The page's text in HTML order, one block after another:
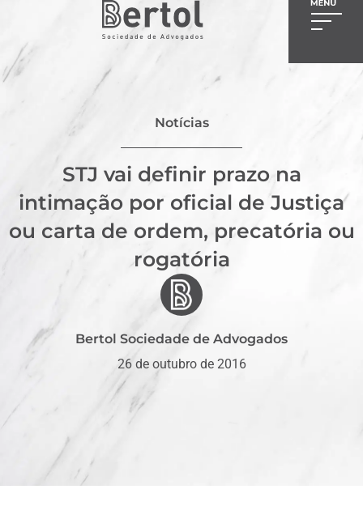
Notícias
STJ vai definir prazo na
intimação por oficial de Justiça
ou carta de ordem, precatória ou
rogatória
Bertol Sociedade de Advogados
26 de outubro de 2016